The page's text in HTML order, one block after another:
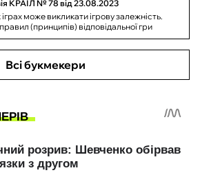
КРАІЛ № 78 від 23.08.2023
може викликати ігрову залежність.
(принципів) відповідальної гри
Всі букмекери